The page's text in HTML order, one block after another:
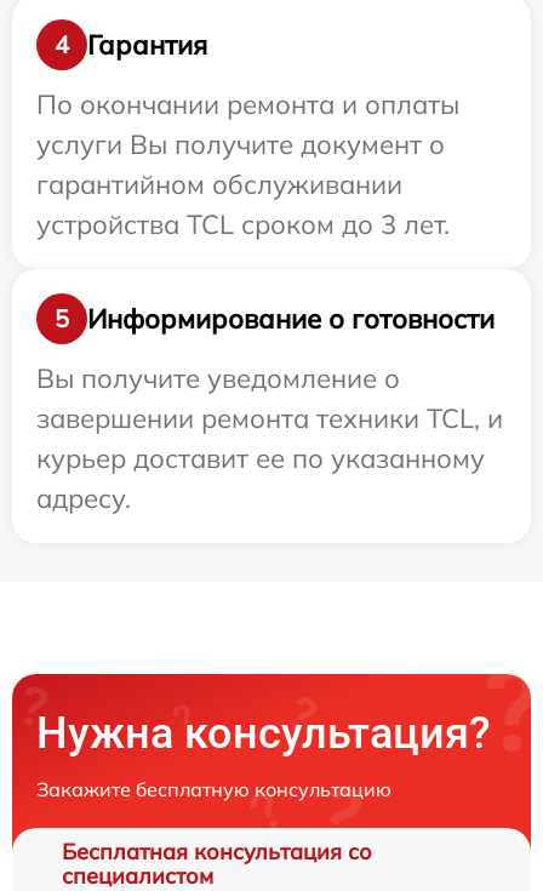
4
Гарантия
По окончании ремонта и оплаты
услуги Вы получите документ о
гарантийном обслуживании
устройства TCL сроком до 3 лет.
5
Информирование о готовности
Вы получите уведомление о
завершении ремонта техники TCL, и
курьер доставит ее по указанному
адресу.
Нужна консультация?
Закажите бесплатную консультацию
Бесплатная консультация со
специалистом